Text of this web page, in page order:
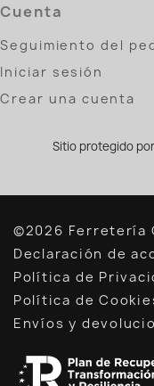
Cuenta
Seguimiento del
Iniciar sesión
Crear una cuenta
Sitio protegido por
©2026 Ferretería
Declaración de
Política de
Política de
Envíos y